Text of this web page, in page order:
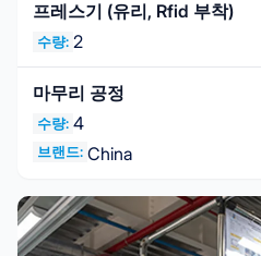
프레스기 (유리, Rfid 부착)
수량: 2
마무리 공정
수량: 4
브랜드: China